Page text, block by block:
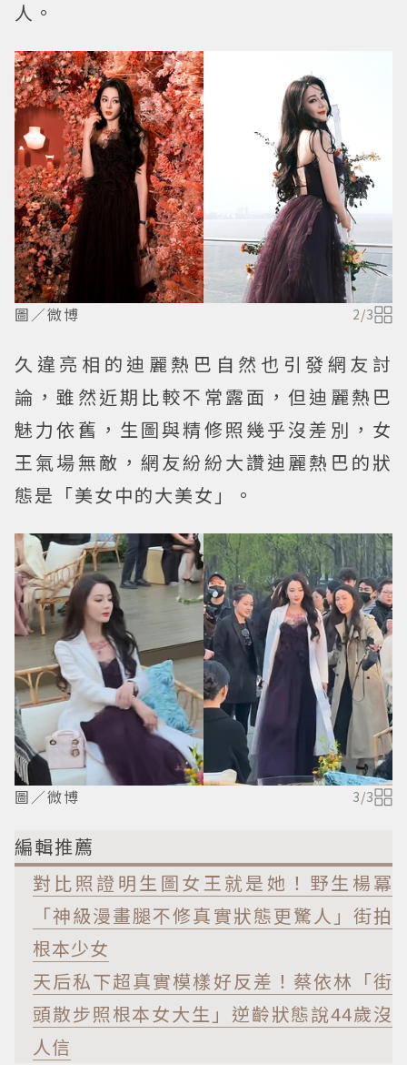
人。
圖／微博 2/3
久違亮相的迪麗熱巴自然也引發網友討
論，雖然近期比較不常露面，但迪麗熱巴
魅力依舊，生圖與精修照幾乎沒差別，女
王氣場無敵，網友紛紛大讚迪麗熱巴的狀
態是「美女中的大美女」。
圖／微博 3/3
編輯推薦
對比照證明生圖女王就是她！野生楊冪
「神級漫畫腿不修真實狀態更驚人」街拍
根本少女
天后私下超真實模樣好反差！蔡依林「街
頭散步照根本女大生」逆齡狀態說44歲沒
人信